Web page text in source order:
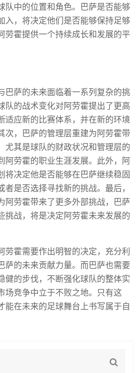
队中的位置和角色。巴萨是否能够
入，将决定他们是否能够保持足够
劳霍提供一个持续成长和发展的平
巴萨的未来面临着一系列复杂的挑
队的战术变化对阿劳霍提出了更高
适应新的比赛体系，并在新的环境
次，巴萨的管理层重建为阿劳霍带
尤其是球队的财政状况和管理层的
阿劳霍的职业生涯发展。此外，阿
将决定他是否能够在巴萨继续稳固
者是否选择寻找新的挑战。最后，
阿劳霍带来了更多外部挑战，巴萨
挑战，将是决定阿劳霍未来发展的
劳霍需要作出明智的决定，充分利
萨的未来贡献力量。而巴萨也需要
健的步伐，不断强化球队的整体实
场竞争中立于不败之地。只有这
能在未来的足球舞台上书写属于自